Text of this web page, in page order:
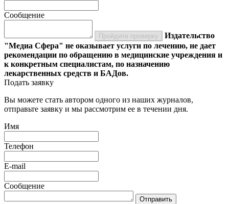
Сообщение
Пройдите проверку
Издательство
"Медиа Сфера" не оказывает услуги по лечению, не дает
рекомендации по обращению в медицинские учреждения и
к конкретным специалистам, по назначению
лекарственных средств и БАДов.
Подать заявку
Вы можете стать автором одного из наших журналов,
отправьте заявку и мы рассмотрим ее в течении дня.
Имя
Телефон
E-mail
Сообщение
Отправить